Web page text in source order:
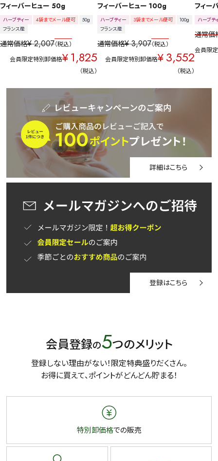
フィーバーヒュー 50g
ハーブティー 4袋までメール便可
50g
フランス産
通常価格¥ 2,007 税込
会員限定特別卸価格¥1,825
税込
フィーバーヒュー 100g
ハーブティー 3袋までメール便可
100g
フランス産
通常価格¥ 3,907 税込
会員限定特別卸価格¥3,552
税込
フィー
ハーブテ
通常価
会員限
詳細はこちら
登録はこちら
会員登録の5つのメリット
登録しない理由がない！限定特典盛りだくさん。
お得に買えて、ポイントがどんどん貯まる！
特別卸価格での販売